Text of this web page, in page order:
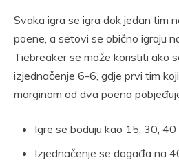
Svaka igra se igra dok jedan tim
poene, a setovi se obično igraju
Tiebreaker se može koristiti ako
izjednačenje 6-6, gdje prvi tim
marginom od dva poena
Igre se boduju kao 15, 30, 40
Izjednačenje se događa na